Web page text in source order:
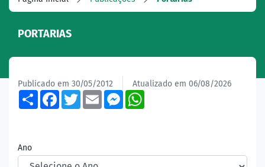
PORTARIAS
Publicado em 30/05/2012 Atualizado em 06/08/2026
ShareFacebook
TwitterEmailMessenger
Ano